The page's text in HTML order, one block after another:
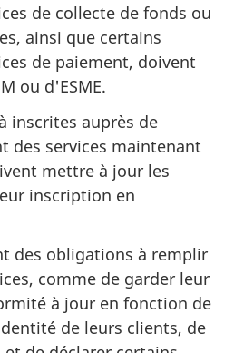
de collecte de fonds ou
ainsi que certains
de paiement, doivent
ou d'ESME.
inscrites auprès de
des services maintenant
mettre à jour les
inscription en
des obligations à remplir
comme de garder leur
à jour en fonction de
de leurs clients, de